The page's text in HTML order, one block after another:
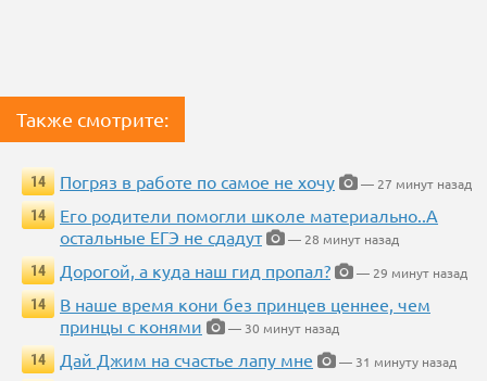
Также смотрите:
14 Погряз в работе по самое не хочу
— 27 минут назад
14
Его родители помогли школе материально..А
остальные ЕГЭ не сдадут
— 28 минут назад
14
Дорогой, а куда наш гид пропал?
— 29 минут назад
14
В наше время кони без принцев ценнее, чем
принцы с конями
— 30 минут назад
14
Дай Джим на счастье лапу мне
— 31 минуту назад